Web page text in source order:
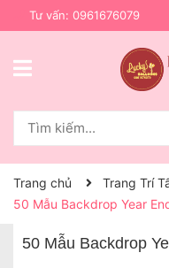
Tư vấn: 0961676079
Trang chủ
Trang Trí
50 Mẫu Backdrop Year
50 Mẫu Backdrop